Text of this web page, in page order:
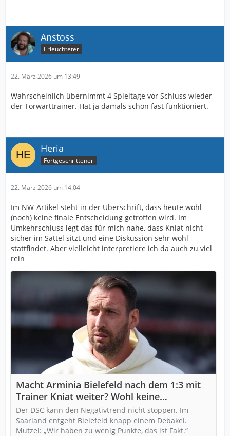
Anstoss
Erleuchteter
22. März 2026 um 13:49
Wahrscheinlich übernimmt 4 Spieltage vor Schluss wieder
der Torwarttrainer. Hat ja damals schon fast funktioniert.
Heria
Fortgeschrittener
22. März 2026 um 14:04
Im NW-Artikel steht in der Überschrift, dass heute wohl
(noch) keine finale Entscheidung getroffen wird. Im
Umkehrschluss legt das für mich nahe, dass Kniat nicht
sicher im Sattel sitzt und eine Diskussion sehr wohl
stattfindet. Aber vielleicht interpretiere ich da auch zu viel
rein
Macht Arminia Bielefeld nach dem 1:3 mit
Trainer Kniat weiter? Wohl keine
Entscheidung am Sonntag
Der DSC kann den Negativtrend nicht stoppen. Im
Saarland entgeht Bielefeld knapp einem Debakel.
Mutzel: „Wir haben zu wenig Punkte, das ist Fakt.“